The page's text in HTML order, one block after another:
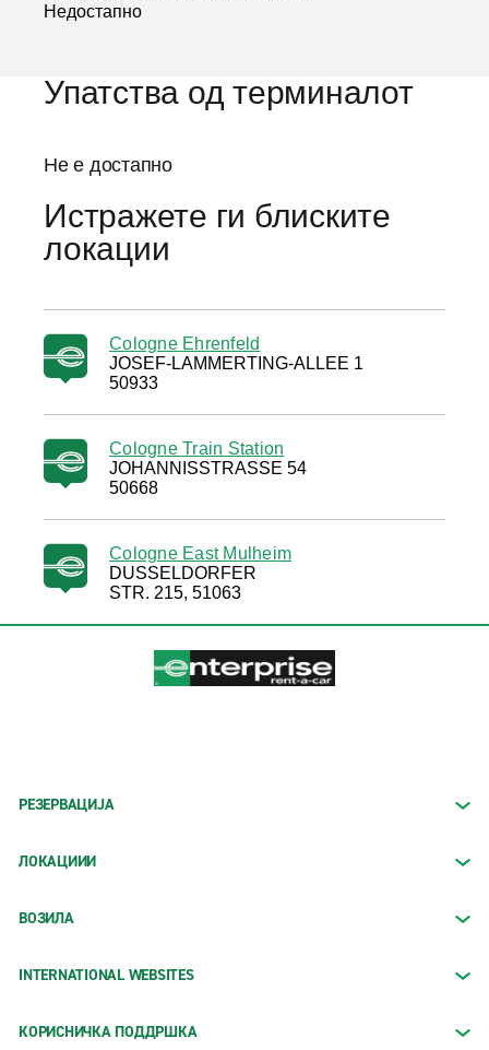
Недостапно
Упатства од терминалот
Не е достапно
Истражете ги блиските
локации
Cologne Ehrenfeld
JOSEF-LAMMERTING-ALLEE 1
50933
Cologne Train Station
JOHANNISSTRASSE 54
50668
Cologne East Mulheim
DUSSELDORFER
STR. 215, 51063
РЕЗЕРВАЦИЈА
ЛОКАЦИИИ
ВОЗИЛА
INTERNATIONAL WEBSITES
КОРИСНИЧКА ПОДДРШКА